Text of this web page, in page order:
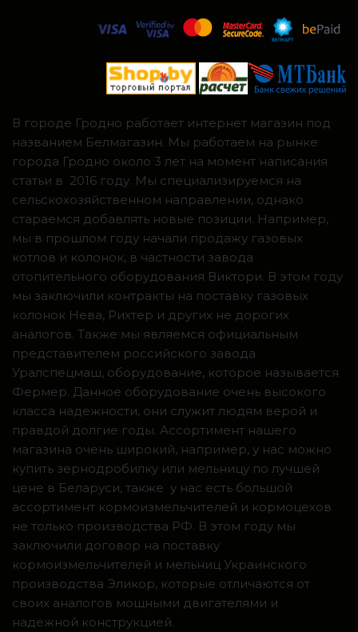
В городе Гродно работает интернет магазин под
названием Белмагазин. Мы работаем на рынке
города Гродно около 3 лет на момент написания
статьи в 2016 году. Мы специализируемся на
сельскохозяйственном направлении, однако
стараемся добавлять новые позиции. Например,
мы в прошлом году начали продажу газовых
котлов и колонок, в частности завода
отопительного оборудования Виктори. В этом году
мы заключили контракты на поставку газовых
колонок Нева, Рихтер и других не дорогих
аналогов. Также мы являемся официальным
представителем российского завода
Уралспецмаш, оборудование, которое называется
Фермер. Данное оборудование очень высокого
класса надежности, они служит людям верой и
правдой долгие годы. Ассортимент нашего
магазина очень широкий, например, у нас можно
купить зернодробилку или мельницу по лучшей
цене в Беларуси, также у нас есть большой
ассортимент кормоизмельчителей и кормоцехов
не только производства РФ. В этом году мы
заключили договор на поставку
кормоизмельчителей и мельниц Украинского
производства Эликор, которые отличаются от
своих аналогов мощными двигателями и
надежной конструкцией.